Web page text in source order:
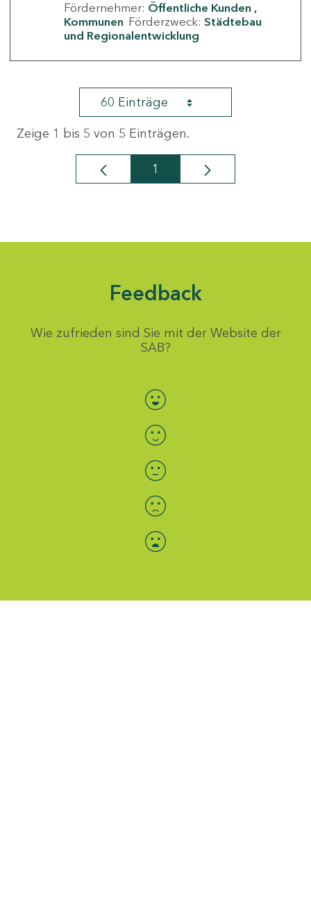
Fördernehmer: Öffentliche Kunden
Kommunen Förderzweck: Städtebau
und Regionalentwicklung
60 Einträge
Zeige 1 bis 5 von 5 Einträgen.
Seite
1
Feedback
Wie zufrieden sind Sie mit der Website der
SAB?
Bewertung auswählen